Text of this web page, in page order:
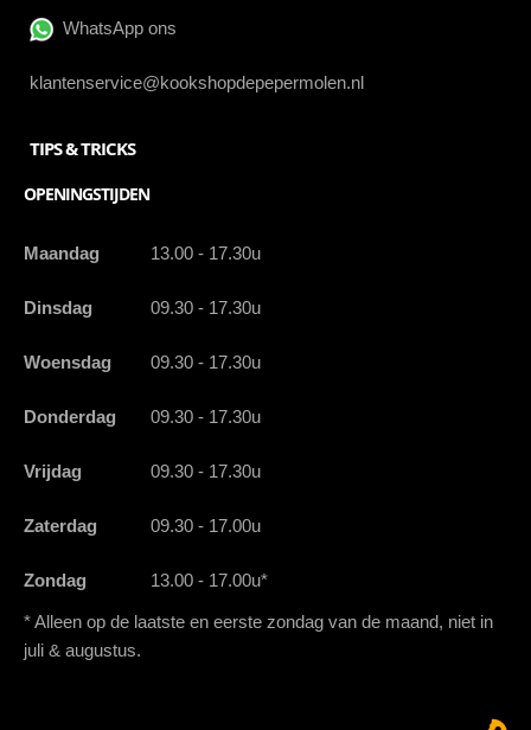
WhatsApp ons
klantenservice@kookshopdepepermolen.nl
TIPS & TRICKS
OPENINGSTIJDEN
Maandag 13.00 - 17.30u
Dinsdag 09.30 - 17.30u
Woensdag 09.30 - 17.30u
Donderdag 09.30 - 17.30u
Vrijdag 09.30 - 17.30u
Zaterdag 09.30 - 17.00u
Zondag 13.00 - 17.00u*
* Alleen op de laatste en eerste zondag van de maand, niet in
juli & augustus.